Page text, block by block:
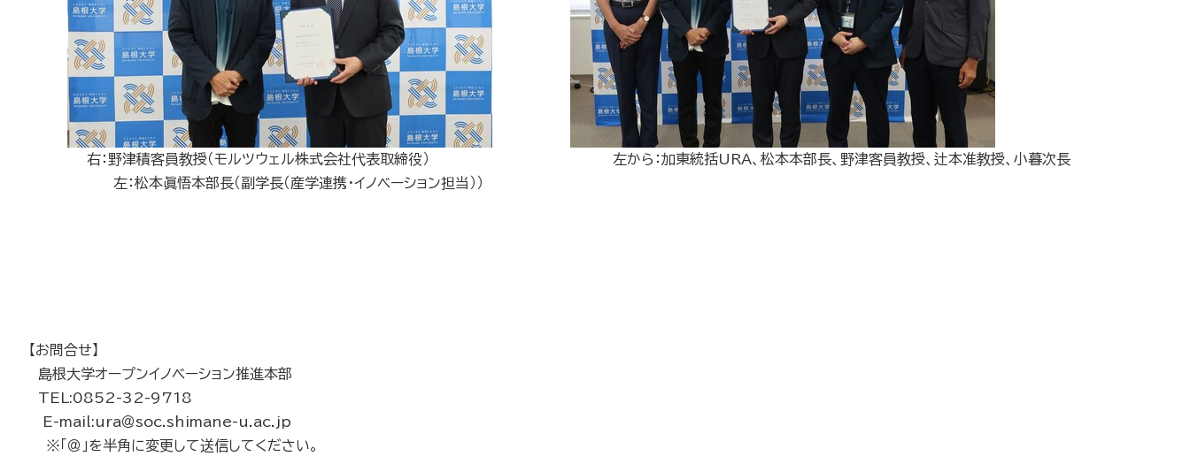
右：野津積客員教授（モルツウェル株式会社代表取締役） 左から：加東統括URA、松本本部長、野津客員教授、辻本准教授、小暮次長
左：松本眞悟本部長（副学長（産学連携・イノベーション担当））
【お問合せ】
島根大学オープンイノベーション推進本部
TEL:0852-32-9718
E-mail:ura＠soc.shimane-u.ac.jp
※「＠」を半角に変更して送信してください。